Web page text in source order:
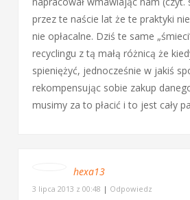
przez te naście lat że te praktyki
nie opłacalne. Dziś te same
recyclingu z tą małą różnicą że
spieniężyć, jednocześnie w jakiś
rekompensując sobie zakup
musimy za to płacić i to jest cały
hexa13
3 lipca 2013 z 00:48 | Odpowiedz